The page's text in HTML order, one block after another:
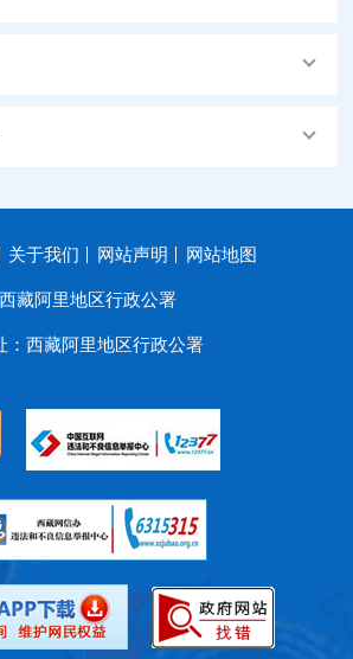
关于我们 网站声明 网站地图
西藏阿里地区行政公署
：西藏阿里地区行政公署